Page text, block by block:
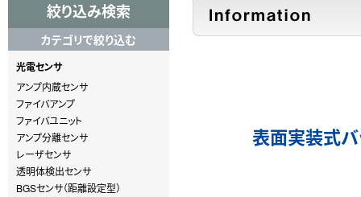
絞り込み検索
カテゴリで絞り込む
光電センサ
アンプ内蔵センサ
ファイバアンプ
ファイバユニット
アンプ分離センサ
レーザセンサ
透明体検出センサ
BGSセンサ（距離設定型）
表面実装式バ